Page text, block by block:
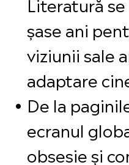
șase ani
viziunii sale
adaptare
De la
ecranul
obsesie și